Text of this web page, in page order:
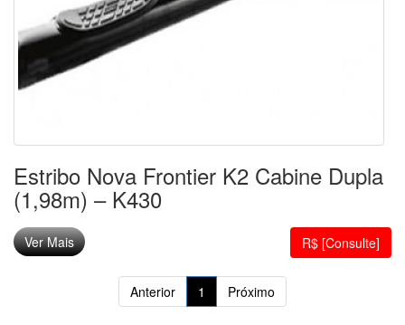
Estribo Nova Frontier K2 Cabine Dupla
(1,98m) – K430
Ver Mais R$ [Consulte]
Anterior 1 Próximo